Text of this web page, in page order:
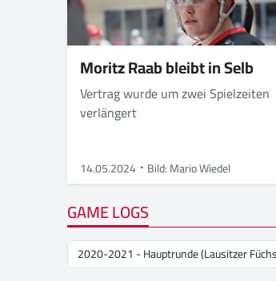
Moritz Raab bleibt in Selb
Vertrag wurde um zwei Spielzeiten
verlängert
14.05.2024 Bild: Mario Wiedel
GAME LOGS